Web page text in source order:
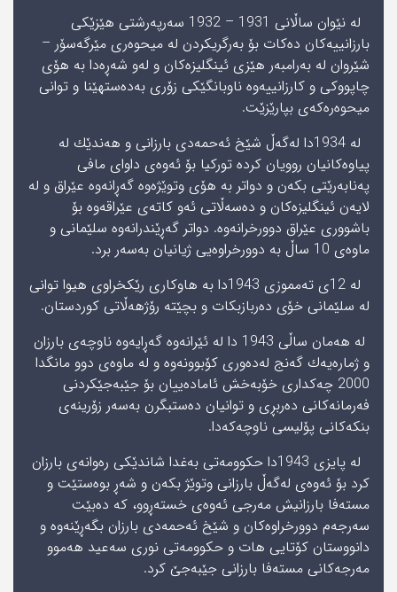
له‌ نێوان ساڵانى 1931 – 1932 سه‌رپه‌رشتى هێزێكى
بارزانییه‌كان ده‌كات بۆ به‌رگریكردن له‌ میحوه‌رى مێرگه‌سۆر –
شێروان له‌ به‌رامبه‌ر هێزى ئینگلیزه‌كان و له‌و شه‌ڕه‌دا به‌ هۆى
چاپووكى و كارزانییه‌وه‌ ناوبانگێكى زۆرى به‌ده‌ستهێنا و توانى
میحوه‌ره‌كه‌ى بپارێزێت.
له‌ 1934دا له‌گه‌ڵ شێخ ئه‌حمه‌دى بارزانى و هه‌ندێك له‌
پیاوه‌كانیان روویان كرده‌ توركیا بۆ ئه‌وه‌ى داواى مافى
په‌نابه‌رێتى بكه‌ن و دواتر به‌ هۆى وتوێژه‌وه‌ گه‌ڕانه‌وه‌ عێراق و له‌
لایه‌ن ئینگلیزه‌كان و ده‌سه‌ڵاتى ئه‌و كاته‌ى عێراقه‌وه‌ بۆ
باشوورى عێراق دوورخرانه‌وه‌. دواتر گه‌ڕێندرانه‌وه‌ سلێمانى و
ماوه‌ى 10 ساڵ به‌ دوورخراوه‌یى ژیانیان به‌سه‌ر برد.
له‌ 12ى ته‌مموزى 1943دا به‌ هاوكارى رێكخراوى هیوا توانى
له‌ سلێمانى خۆی ده‌ربازبكات و بچێته‌ رۆژهه‌ڵاتى كوردستان.
له‌ هه‌مان ساڵى 1943 دا له‌ ئێرانه‌وه‌ گه‌ڕایه‌وه‌ ناوچه‌ى بارزان
و ژماره‌یه‌ك گه‌نج له‌ده‌ورى كۆبوونه‌وه‌ و له‌ ماوه‌ى دوو مانگدا
2000 چه‌كدارى خۆبه‌خش ئاماده‌ییان بۆ جێبه‌جێكردنى
فه‌رمانه‌كانى ده‌ربڕى و توانیان ده‌ستبگرن به‌سه‌ر زۆرینه‌ى
بنكه‌كانى پۆلیسى ناوچه‌كه‌دا.
له‌ پایزى 1943دا حكوومه‌تى به‌غدا شاندێكى ره‌وانه‌ى بارزان
كرد بۆ ئه‌وه‌ى له‌گه‌ڵ بارزانى وتوێژ بكه‌ن و شه‌ڕ بوه‌ستێت و
مسته‌فا بارزانیش مه‌رجى ئه‌وه‌ى خسته‌ڕوو، كه‌ ده‌بێت
سه‌رجه‌م دوورخراوه‌كان و شێخ ئه‌حمه‌دى بارزان بگه‌ڕێنه‌وه‌ و
دانووستان كۆتایى هات و حكوومه‌تى نورى سه‌عید هه‌موو
مه‌رجه‌كانى مسته‌فا بارزانى جێبه‌جێ كرد.